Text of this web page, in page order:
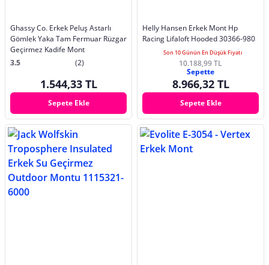
Ghassy Co. Erkek Peluş Astarlı
Gömlek Yaka Tam Fermuar Rüzgar
Geçirmez Kadife Mont
3.5
(2)
1.544,33 TL
Sepete Ekle
Helly Hansen Erkek Mont Hp
Racing Lifaloft Hooded 30366-980
Son 10 Günün En Düşük Fiyatı
10.188,99 TL
Sepette
8.966,32 TL
Sepete Ekle